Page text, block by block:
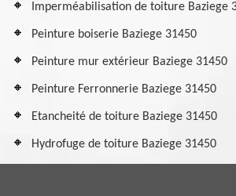
Imperméabilisation de toiture Baziege
Peinture boiserie Baziege 31450
Peinture mur extérieur Baziege 31450
Peinture Ferronnerie Baziege 31450
Etancheité de toiture Baziege 31450
Hydrofuge de toiture Baziege 31450